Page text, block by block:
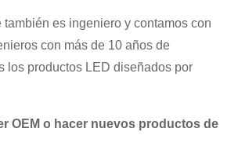
también es ingeniero y contamos con
con más de 10 años de
los productos LED diseñados por
OEM o hacer nuevos productos de